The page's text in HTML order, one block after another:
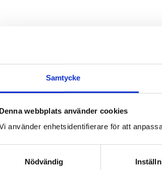
Samtycke
Denna webbplats använder cookies
använder enhetsidentifierare för att
Nödvändig
Du